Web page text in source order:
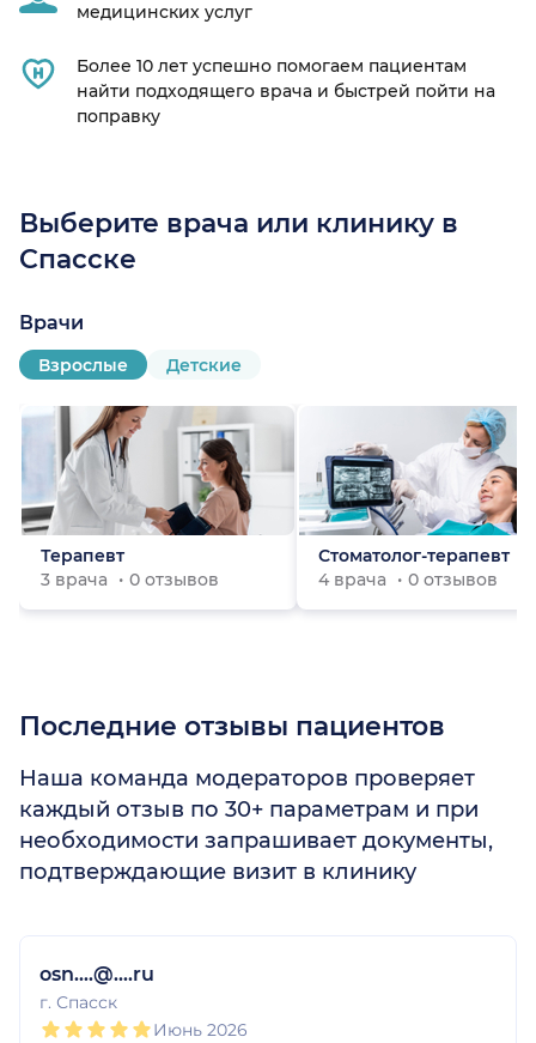
медицинских услуг
Более 10 лет успешно помогаем пациентам
найти подходящего врача и быстрей пойти на
поправку
Выберите врача или клинику в
Спасске
Врачи
Взрослые Детские
Терапевт
3 врача
0 отзывов
Стоматолог-терапевт
4 врача
0 отзывов
Последние отзывы пациентов
Наша команда модераторов проверяет
каждый отзыв по 30+ параметрам и при
необходимости запрашивает документы,
подтверждающие визит в клинику
osn....@....ru
г. Спасск
Июнь 2026